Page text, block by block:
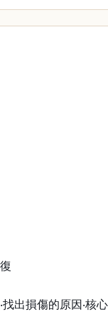
找出損傷的原因‧核